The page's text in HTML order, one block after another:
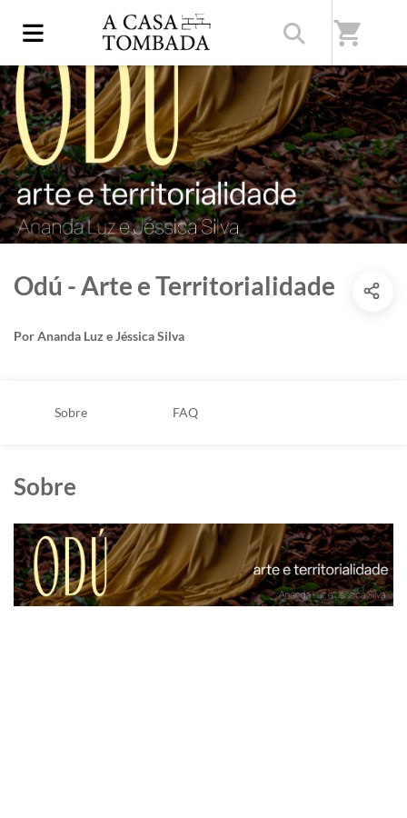
shopping_cart
Odú - Arte e Territorialidade
Por Ananda Luz e Jéssica Silva
Sobre FAQ
Sobre